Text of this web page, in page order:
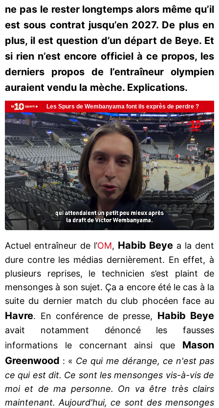
ne pas le rester longtemps alors même qu’il
est sous contrat jusqu’en 2027. De plus en
plus, il est question d’un départ de Beye. Et
si rien n’est encore officiel à ce propos, les
derniers propos de l’entraîneur olympien
auraient vendu la mèche. Explications.
Actuel entraîneur de l’OM, Habib Beye a la dent
dure contre les médias dernièrement. En effet, à
plusieurs reprises, le technicien s’est plaint de
mensonges à son sujet. Ça a encore été le cas à la
suite du dernier match du club phocéen face au
Havre. En conférence de presse, Habib Beye
avait notamment dénoncé les fausses
informations le concernant ainsi que Mason
Greenwood : « Ce qui me dérange, ce n'est pas
ce qui est dit. Ce sont les mensonges vis-à-vis de
moi et de ma personne. On va être très clairs
maintenant. Aujourd'hui, ce sont des mensonges